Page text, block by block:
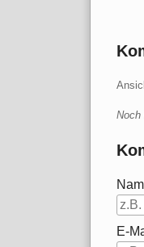
Noch
E-